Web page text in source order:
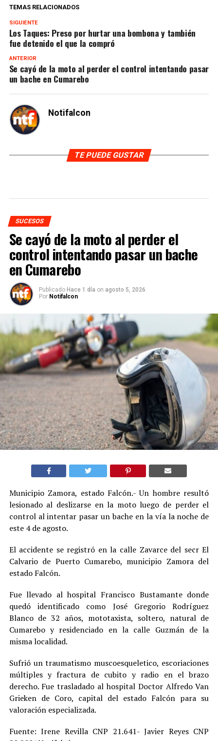
TEMAS RELACIONADOS
SIGUIENTE
Los Taques: Preso por hurtar una bombona y también
fue detenido el que la compró
ANTERIOR
Se cayó de la moto al perder el control intentando pasar
un bache en Cumarebo
Notifalcon
TE PUEDE GUSTAR
SUCESOS
Se cayó de la moto al perder el
control intentando pasar un bache
en Cumarebo
Publicado Hace 1 día on agosto 5, 2026
Por Notifalcon
Municipio Zamora, estado Falcón.- Un hombre resultó
lesionado al deslizarse en la moto luego de perder el
control al intentar pasar un bache en la vía la noche de
este 4 de agosto.
El accidente se registró en la calle Zavarce del secr El
Calvario de Puerto Cumarebo, municipio Zamora del
estado Falcón.
Fue llevado al hospital Francisco Bustamante donde
quedó identificado como José Gregorio Rodríguez
Blanco de 32 años, mototaxista, soltero, natural de
Cumarebo y residenciado en la calle Guzmán de la
misma localidad.
Sufrió un traumatismo muscoesqueletico, escoriaciones
múltiples y fractura de cubito y radio en el brazo
derecho. Fue trasladado al hospital Doctor Alfredo Van
Grieken de Coro, capital del estado Falcón para su
valoración especializada.
Fuente: Irene Revilla CNP 21.641- Javier Reyes CNP